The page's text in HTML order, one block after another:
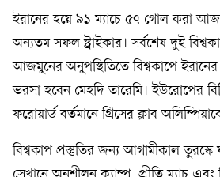
ইরানের হয়ে ৯১ ম্যাচে ৫৭ গোল করা
অন্যতম সফল স্ট্রাইকার। সর্বশেষ দুই
আজমুনের অনুপস্থিতিতে বিশ্বকাপে
ভরসা হবেন মেহদি তারেমি। ইউরোপের
ফরোয়ার্ড বর্তমানে গ্রিসের ক্লাব
বিশ্বকাপ প্রস্তুতির জন্য আগামীকাল তুরস্কে